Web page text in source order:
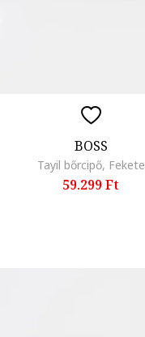
BOSS
Tayil bőrcipő, Fekete
59.299 Ft